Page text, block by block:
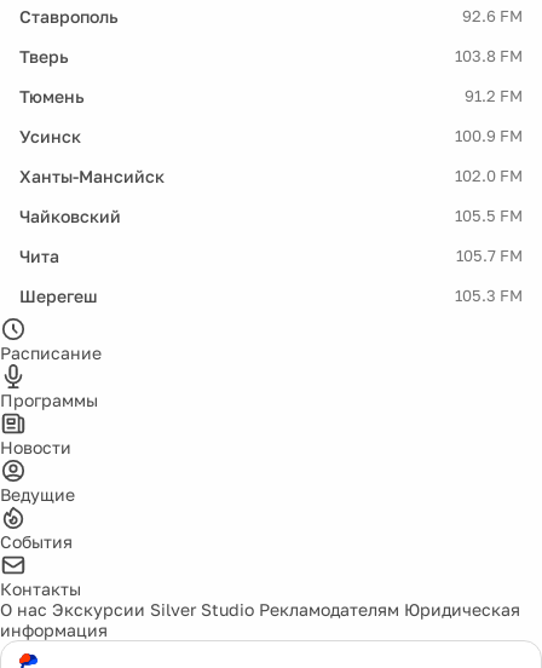
Ставрополь 92.6 FM
Тверь 103.8 FM
Тюмень 91.2 FM
Усинск 100.9 FM
Ханты-Мансийск 102.0 FM
Чайковский 105.5 FM
Чита 105.7 FM
Шерегеш 105.3 FM
Расписание
Программы
Новости
Ведущие
События
Контакты
О нас Экскурсии Silver Studio Рекламодателям Юридическая
информация